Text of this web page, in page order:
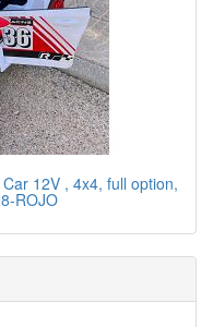
12V , 4x4, full option,
ROJO